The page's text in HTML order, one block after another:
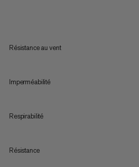
Résistance au vent
Imperméabilité
Respirabilité
Résistance